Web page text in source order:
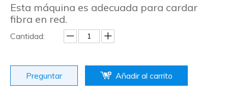
Esta máquina es adecuada para cardar
fibra en red.
Cantidad:
Preguntar Añadir al carrito